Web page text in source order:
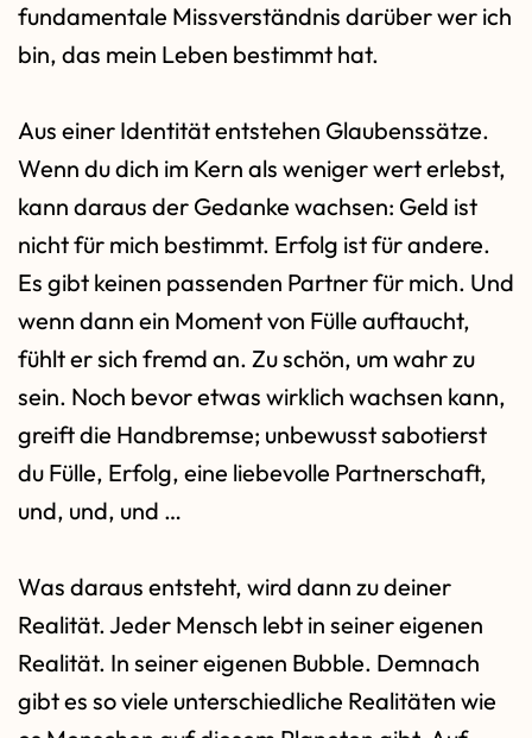
fundamentale Missverständnis darüber wer ich
bin, das mein Leben bestimmt hat.
Aus einer Identität entstehen Glaubenssätze.
Wenn du dich im Kern als weniger wert erlebst,
kann daraus der Gedanke wachsen: Geld ist
nicht für mich bestimmt. Erfolg ist für andere.
Es gibt keinen passenden Partner für mich. Und
wenn dann ein Moment von Fülle auftaucht,
fühlt er sich fremd an. Zu schön, um wahr zu
sein. Noch bevor etwas wirklich wachsen kann,
greift die Handbremse; unbewusst sabotierst
du Fülle, Erfolg, eine liebevolle Partnerschaft,
und, und, und …
Was daraus entsteht, wird dann zu deiner
Realität. Jeder Mensch lebt in seiner eigenen
Realität. In seiner eigenen Bubble. Demnach
gibt es so viele unterschiedliche Realitäten wie